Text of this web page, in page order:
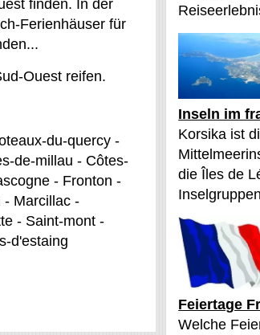
finden. In der
Ferienhäuser für
Ouest reifen.
du-quercy -
de-millau - Côtes-
- Fronton -
- Marcillac -
- Saint-mont -
d'estaing
Inseln im
Korsika ist
die Îles de
Feiertage
Welche